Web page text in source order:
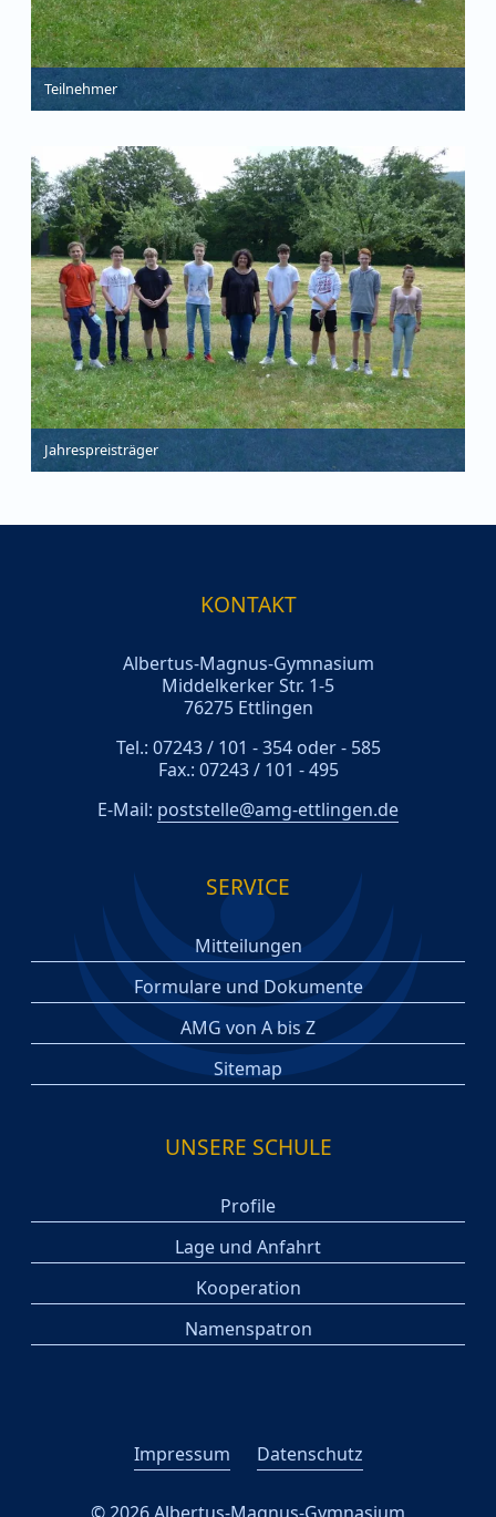
Teilnehmer
Jahrespreisträger
KONTAKT
Albertus-Magnus-Gymnasium
Middelkerker Str. 1-5
76275 Ettlingen
Tel.: 07243 / 101 - 354 oder - 585
Fax.: 07243 / 101 - 495
E-Mail: poststelle@amg-ettlingen.de
SERVICE
Mitteilungen
Formulare und Dokumente
AMG von A bis Z
Sitemap
UNSERE SCHULE
Profile
Lage und Anfahrt
Kooperation
Namenspatron
Impressum Datenschutz